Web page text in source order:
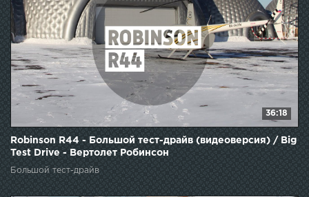
36:18
Robinson R44 - Большой тест-драйв (видеоверсия) / Big
Test Drive - Вертолет Робинсон
Большой тест-драйв